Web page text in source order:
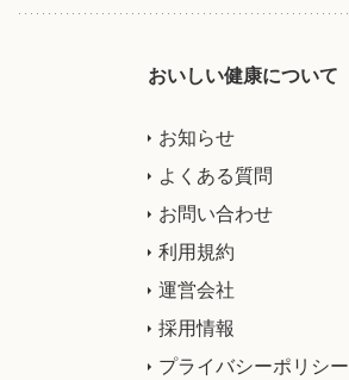
おいしい健康について
お知らせ
よくある質問
お問い合わせ
利用規約
運営会社
採用情報
プライバシーポリシー